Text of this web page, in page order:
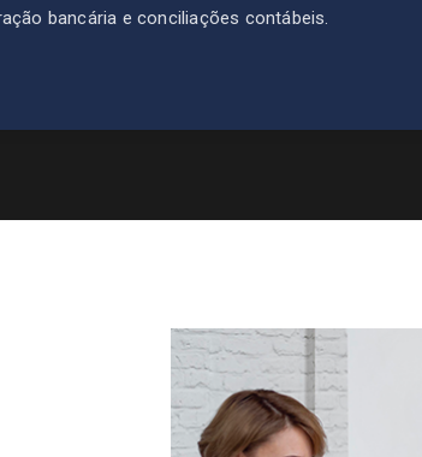
bancária e conciliações contábeis.